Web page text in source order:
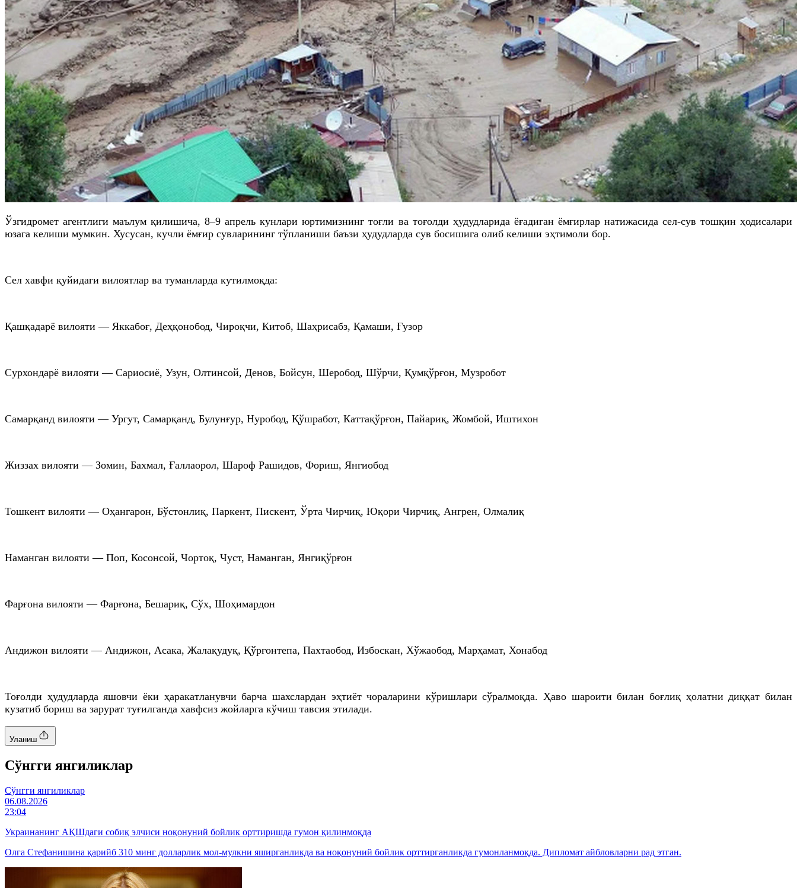
Ўзгидромет агентлиги маълум қилишича, 8–9 апрель кунлари юртимизнинг тоғли ва тоғолди ҳудудларида ёғадиган ёмғирлар натижасида сел-сув тошқин ҳодисалари
юзага келиши мумкин. Хусусан, кучли ёмғир сувларининг тўпланиши баъзи ҳудудларда сув босишига олиб келиши эҳтимоли бор.
Сел хавфи қуйидаги вилоятлар ва туманларда кутилмоқда:
Қашқадарё вилояти — Яккабоғ, Деҳқонобод, Чироқчи, Китоб, Шаҳрисабз, Қамаши, Ғузор
Сурхондарё вилояти — Сариосиё, Узун, Олтинсой, Денов, Бойсун, Шеробод, Шўрчи, Қумқўрғон, Музробот
Самарқанд вилояти — Ургут, Самарқанд, Булунғур, Нуробод, Қўшработ, Каттақўрғон, Пайариқ, Жомбой, Иштихон
Жиззах вилояти — Зомин, Бахмал, Ғаллаорол, Шароф Рашидов, Фориш, Янгиобод
Тошкент вилояти — Оҳангарон, Бўстонлиқ, Паркент, Пискент, Ўрта Чирчиқ, Юқори Чирчиқ, Ангрен, Олмалиқ
Наманган вилояти — Поп, Косонсой, Чортоқ, Чуст, Наманган, Янгиқўрғон
Фарғона вилояти — Фарғона, Бешариқ, Сўх, Шоҳимардон
Андижон вилояти — Андижон, Асака, Жалақудуқ, Қўрғонтепа, Пахтаобод, Избоскан, Хўжаобод, Марҳамат, Хонабод
Тоғолди ҳудудларда яшовчи ёки ҳаракатланувчи барча шахслардан эҳтиёт чораларини кўришлари сўралмоқда. Ҳаво шароити билан боғлиқ ҳолатни диққат билан
кузатиб бориш ва зарурат туғилганда хавфсиз жойларга кўчиш тавсия этилади.
Уланиш
Cўнгги янгиликлар
Cўнгги янгиликлар
06.08.2026
23:04
Украинанинг АҚШдаги собиқ элчиси ноқонуний бойлик орттиришда гумон қилинмоқда
Олга Стефанишина қарийб 310 минг долларлик мол-мулкни яширганликда ва ноқонуний бойлик орттирганликда гумонланмоқда. Дипломат айбловларни рад этган.